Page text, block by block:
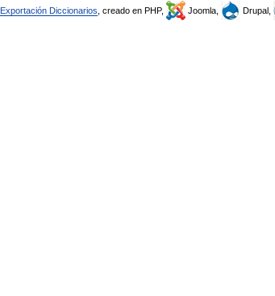
Exportación Diccionarios , creado en PHP, Joomla, Drupal,